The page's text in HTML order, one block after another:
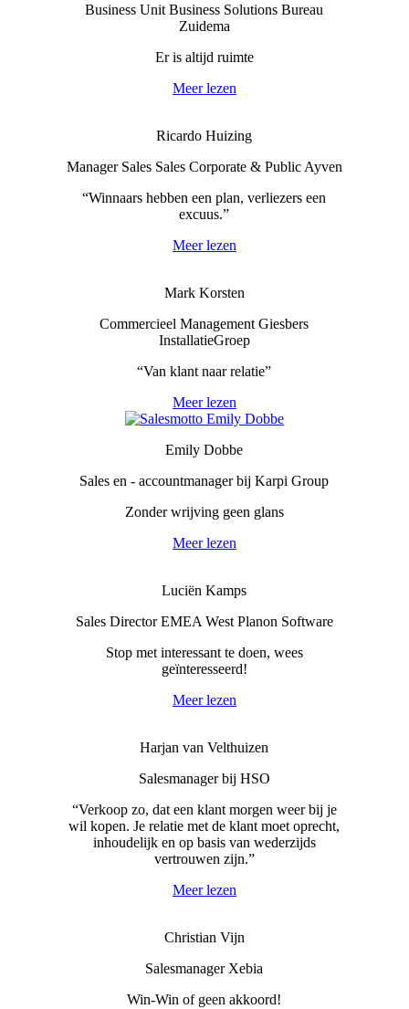
Business Unit Business Solutions Bureau
Zuidema
Er is altijd ruimte
Meer lezen
Ricardo Huizing
Manager Sales Sales Corporate & Public Ayven
“Winnaars hebben een plan, verliezers een
excuus.”
Meer lezen
Mark Korsten
Commercieel Management Giesbers
InstallatieGroep
“Van klant naar relatie”
Meer lezen
Emily Dobbe
Sales en - accountmanager bij Karpi Group
Zonder wrijving geen glans
Meer lezen
Luciën Kamps
Sales Director EMEA West Planon Software
Stop met interessant te doen, wees
geïnteresseerd!
Meer lezen
Harjan van Velthuizen
Salesmanager bij HSO
“Verkoop zo, dat een klant morgen weer bij je
wil kopen. Je relatie met de klant moet oprecht,
inhoudelijk en op basis van wederzijds
vertrouwen zijn.”
Meer lezen
Christian Vijn
Salesmanager Xebia
Win-Win of geen akkoord!